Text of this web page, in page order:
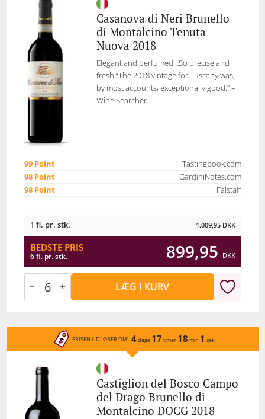
Casanova di Neri Brunello
di Montalcino Tenuta
Nuova 2018
Elegant and perfumed…So precise and
fresh “The 2018 vintage for Tuscany was,
by most accounts, exceptionally good.” –
Wine Searcher...
99 Point
Tastingbook.com
98 Point
GardiniNotes.com
98 Point
Falstaff
1 fl. pr. stk. 1.009,95 DKK
BEDSTE PRIS
6 fl. pr. stk. 899,95 DKK
LÆG I KURV
PRISEN UDLØBER OM: 4dage 17 timer 18 min 1 sek
Castiglion del Bosco Campo
del Drago Brunello di
Montalcino DOCG 2018